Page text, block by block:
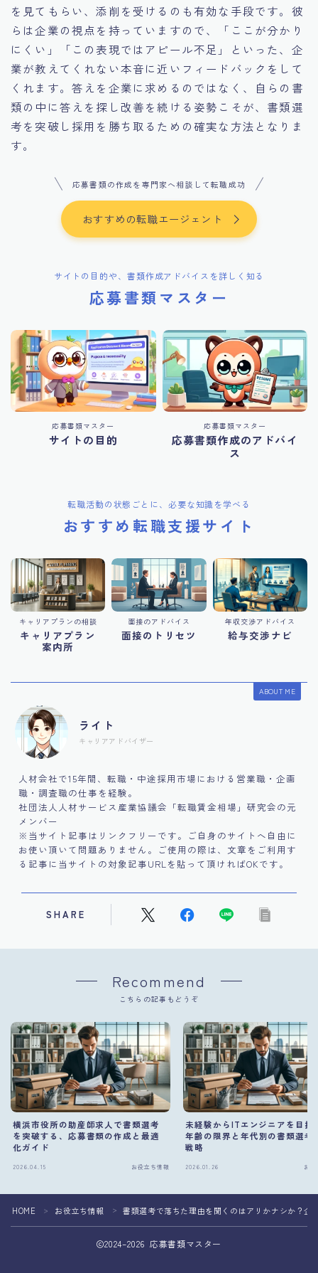
を見てもらい、添削を受けるのも有効な手段です。彼
らは企業の視点を持っていますので、「ここが分かり
にくい」「この表現ではアピール不足」といった、企
業が教えてくれない本音に近いフィードバックをして
くれます。答えを企業に求めるのではなく、自らの書
類の中に答えを探し改善を続ける姿勢こそが、書類選
考を突破し採用を勝ち取るための確実な方法となりま
す。
応募書類の作成を専門家へ相談して転職成功
おすすめの転職エージェント
サイトの目的や、書類作成アドバイスを詳しく知る
応募書類マスター
応募書類マスター
サイトの目的
応募書類マスター
応募書類作成のアドバイ
ス
転職活動の状態ごとに、必要な知識を学べる
おすすめ転職支援サイト
キャリアプランの相談
キャリアプラン
案内所
面接のアドバイス
面接のトリセツ
年収交渉アドバイス
給与交渉ナビ
ABOUT ME
ライト
キャリアアドバイザー
人材会社で15年間、転職・中途採用市場における営業職・企画
職・調査職の仕事を経験。
社団法人人材サービス産業協議会「転職賃金相場」研究会の元
メンバー
※当サイト記事はリンクフリーです。ご自身のサイトへ自由に
お使い頂いて問題ありません。ご使用の際は、文章をご利用す
る記事に当サイトの対象記事URLを貼って頂ければOKです。
SHARE
Recommend
こちらの記事もどうぞ
横浜市役所の助産師求人で書類選考
を突破する、応募書類の作成と最適
化ガイド
2026.04.15 お役立ち情報
未経験からITエンジニアを目指
年齢の限界と年代別の書類選考
戦略
2026.01.26 お
HOME ＞ お役立ち情報 ＞ 書類選考で落ちた理由を聞くのはアリかナシか？
2024–2026 応募書類マスター